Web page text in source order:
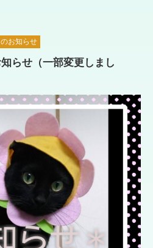
お知らせ
らせ（一部変更しまし